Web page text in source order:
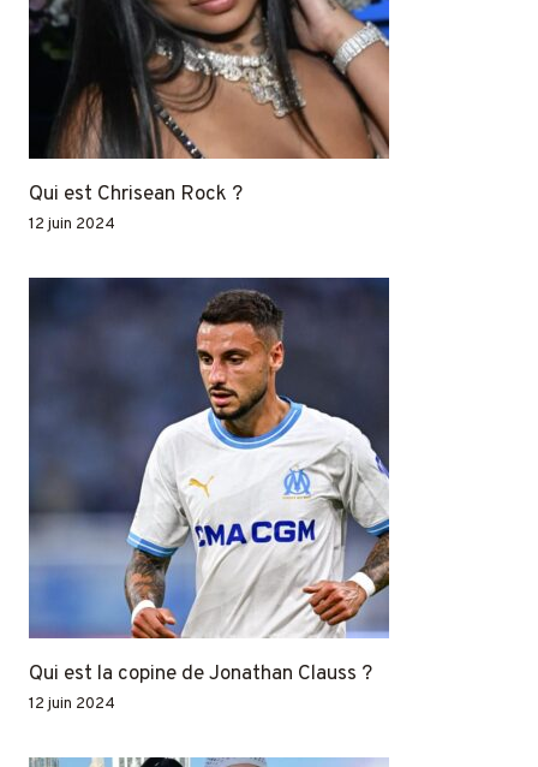
Qui est Chrisean Rock ?
12 juin 2024
Qui est la copine de Jonathan Clauss ?
12 juin 2024